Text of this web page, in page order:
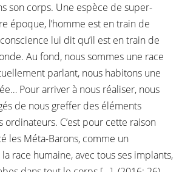
son corps. Une espèce de super-
époque, l’homme est en train de
lui dit qu’il est en train de
Au fond, nous sommes une race
parlant, nous habitons une
Pour arriver à nous réaliser, nous
de nous greffer des éléments
ordinateurs. C’est pour cette raison
les Méta-Barons, comme un
race humaine, avec tous ses implants,